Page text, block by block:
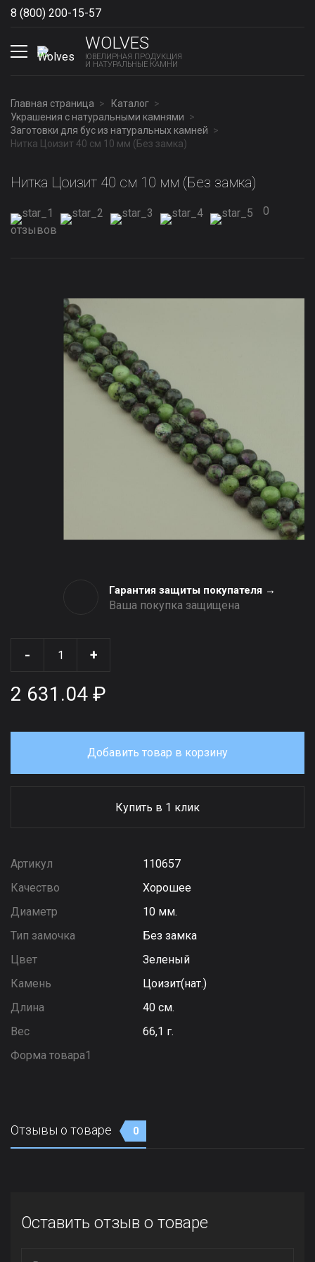
8 (800) 200-15-57
WOLVES
ЮВЕЛИРНАЯ ПРОДУКЦИЯ
И НАТУРАЛЬНЫЕ КАМНИ
Главная страница
Каталог
Украшения с натуральными камнями
Заготовки для бус из натуральных камней
Нитка Цоизит 40 см 10 мм (Без замка)
Нитка Цоизит 40 см 10 мм (Без замка)
0
отзывов
Гарантия защиты покупателя →
Ваша покупка защищена
- +
2 631.04 ₽
Добавить товар в корзину
Купить в 1 клик
Артикул
110657
Качество
Хорошее
Диаметр
10 мм.
Тип замочка
Без замка
Цвет
Зеленый
Камень
Цоизит(нат.)
Длина
40 см.
Вес
66,1 г.
Форма товара1
Отзывы о товаре 0
Оставить отзыв о товаре